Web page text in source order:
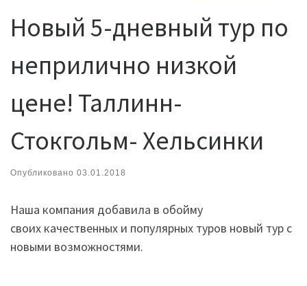
Новый 5-дневный тур по
неприлично низкой
цене! Таллинн-
Стокгольм- Хельсинки
Опубликовано 03.01.2018
Наша компания добавила в обойму
своих качественных и популярных туров новый тур с
новыми возможностями.